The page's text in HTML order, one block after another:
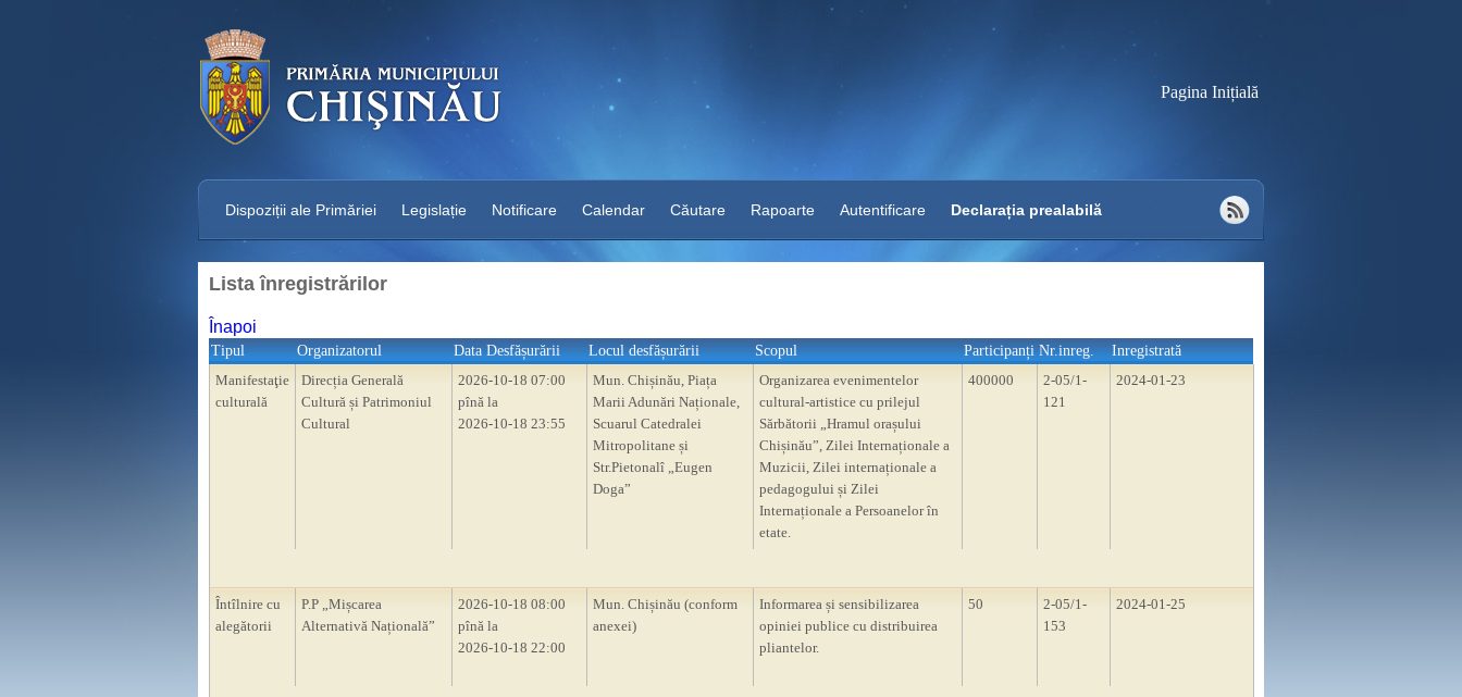
Pagina Inițială
Dispoziții ale Primăriei Legislație Notificare Calendar Căutare Rapoarte Autentificare Declarația prealabilă
Lista înregistrărilor
Înapoi
Tipul Organizatorul Data Desfășurării Locul desfășurării Scopul Participanți Nr.inreg.
Inregistrată
Manifestaţie
culturală
Direcția Generală
Cultură și Patrimoniul
Cultural
2026-10-18 07:00
pînă la
2026-10-18 23:55
Mun. Chișinău, Piața
Marii Adunări Naționale,
Scuarul Catedralei
Mitropolitane și
Str.Pietonalî „Eugen
Doga”
Organizarea evenimentelor
cultural-artistice cu prilejul
Sărbătorii „Hramul orașului
Chișinău”, Zilei Internaționale a
Muzicii, Zilei internaționale a
pedagogului și Zilei
Internaționale a Persoanelor în
etate.
400000
2-05/1-
121
2024-01-23
Întîlnire cu
alegătorii
P.P „Mișcarea
Alternativă Națională”
2026-10-18 08:00
pînă la
2026-10-18 22:00
Mun. Chișinău (conform
anexei)
Informarea și sensibilizarea
opiniei publice cu distribuirea
pliantelor.
50
2-05/1-
153
2024-01-25